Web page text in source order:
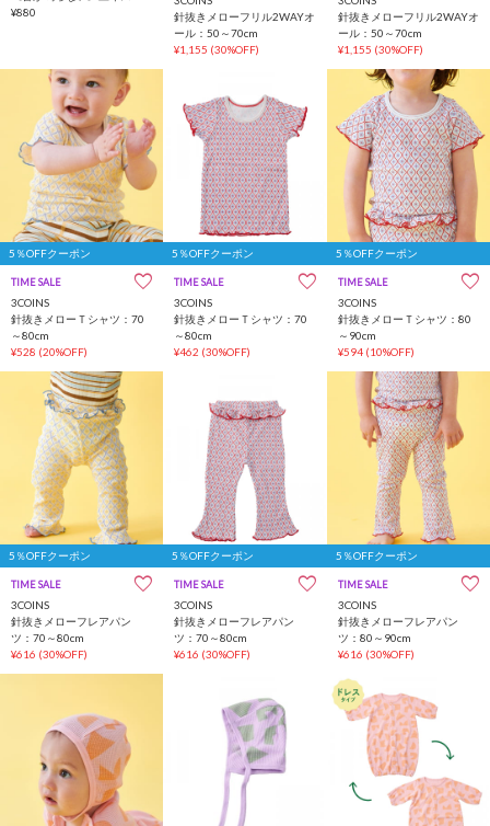
¥880
針抜きメローフリル2WAYオ
ール：50～70cm
¥1,155 (30%OFF)
針抜きメローフリル2WAYオ
ール：50～70cm
¥1,155 (30%OFF)
5％OFFクーポン
TIME SALE
3COINS
針抜きメローＴシャツ：70
～80cm
¥528 (20%OFF)
5％OFFクーポン
TIME SALE
3COINS
針抜きメローＴシャツ：70
～80cm
¥462 (30%OFF)
5％OFFクーポン
TIME SALE
3COINS
針抜きメローＴシャツ：80
～90cm
¥594 (10%OFF)
5％OFFクーポン
TIME SALE
3COINS
針抜きメローフレアパン
ツ：70～80cm
¥616 (30%OFF)
5％OFFクーポン
TIME SALE
3COINS
針抜きメローフレアパン
ツ：70～80cm
¥616 (30%OFF)
5％OFFクーポン
TIME SALE
3COINS
針抜きメローフレアパン
ツ：80～90cm
¥616 (30%OFF)